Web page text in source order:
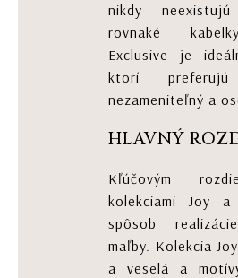
nikdy
rovnaké
Exclusive je
ktorí
nezameniteľný a
HLAVNÝ
Kľúčovým
kolekciami Joy a
spôsob
maľby. Kolekcia
a veselá a